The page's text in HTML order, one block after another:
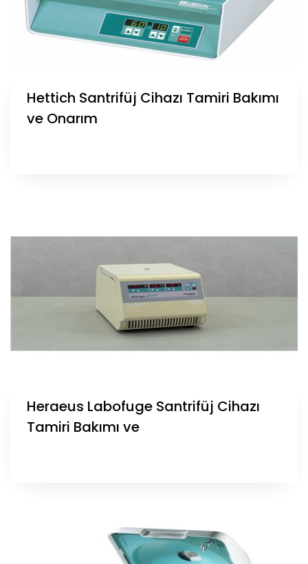
Hettich Santrifüj Cihazı Tamiri Bakımı
ve Onarım
Heraeus Labofuge Santrifüj Cihazı
Tamiri Bakımı ve